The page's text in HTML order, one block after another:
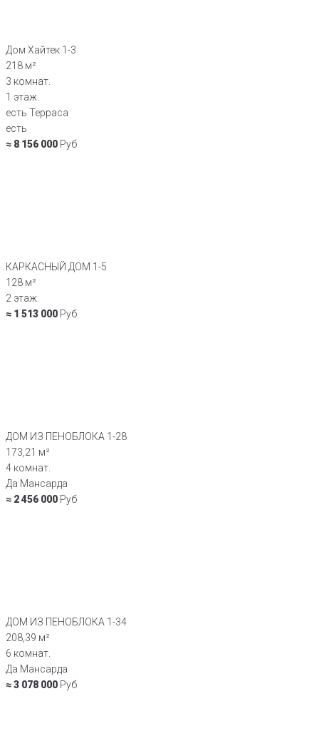
Дом Хайтек 1-3
218 м²
3 комнат.
1 этаж.
есть Терраса
есть
≈ 8 156 000 Руб
КАРКАСНЫЙ ДОМ 1-5
128 м²
2 этаж.
≈ 1 513 000 Руб
ДОМ ИЗ ПЕНОБЛОКА 1-28
173,21 м²
4 комнат.
Да Мансарда
≈ 2 456 000 Руб
ДОМ ИЗ ПЕНОБЛОКА 1-34
208,39 м²
6 комнат.
Да Мансарда
≈ 3 078 000 Руб